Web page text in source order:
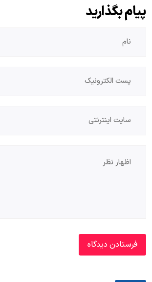
پیام بگذارید